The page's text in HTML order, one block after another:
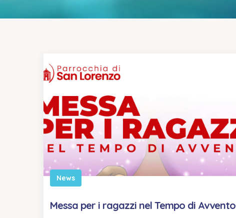
News
Messa per i ragazzi nel Tempo di Avvento